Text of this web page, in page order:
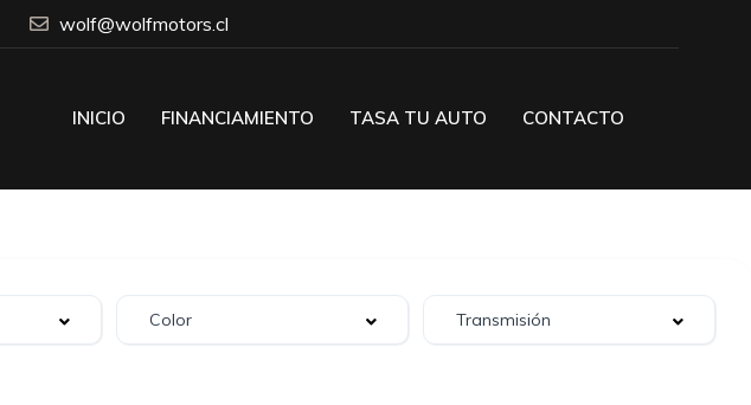
wolf@wolfmotors.cl
INICIO FINANCIAMIENTO TASA TU AUTO CONTACTO